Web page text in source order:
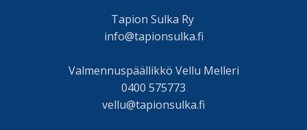
Tapion Sulka Ry
info@tapionsulka.fi
Valmennuspäällikkö Vellu Melleri
0400 575773
vellu@tapionsulka.fi